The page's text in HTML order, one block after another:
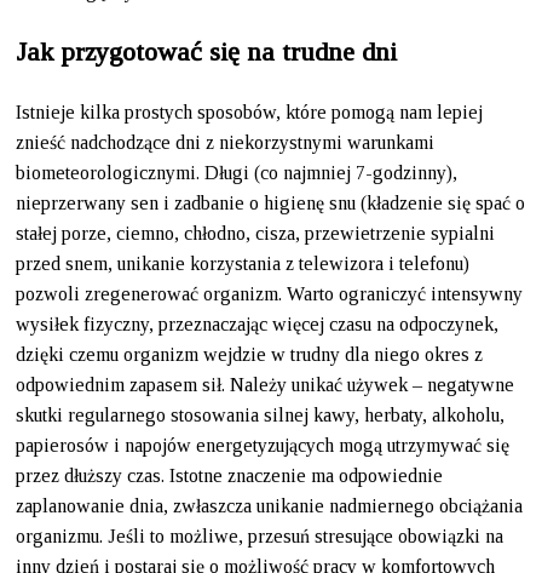
Jak przygotować się na trudne dni
Istnieje kilka prostych sposobów, które pomogą nam lepiej
znieść nadchodzące dni z niekorzystnymi warunkami
biometeorologicznymi. Długi (co najmniej 7-godzinny),
nieprzerwany sen i zadbanie o higienę snu (kładzenie się spać o
stałej porze, ciemno, chłodno, cisza, przewietrzenie sypialni
przed snem, unikanie korzystania z telewizora i telefonu)
pozwoli zregenerować organizm. Warto ograniczyć intensywny
wysiłek fizyczny, przeznaczając więcej czasu na odpoczynek,
dzięki czemu organizm wejdzie w trudny dla niego okres z
odpowiednim zapasem sił. Należy unikać używek – negatywne
skutki regularnego stosowania silnej kawy, herbaty, alkoholu,
papierosów i napojów energetyzujących mogą utrzymywać się
przez dłuższy czas. Istotne znaczenie ma odpowiednie
zaplanowanie dnia, zwłaszcza unikanie nadmiernego obciążania
organizmu. Jeśli to możliwe, przesuń stresujące obowiązki na
inny dzień i postaraj się o możliwość pracy w komfortowych